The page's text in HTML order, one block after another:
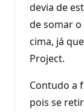
devia de
de somar
cima, já
Project.
Contudo a
pois se